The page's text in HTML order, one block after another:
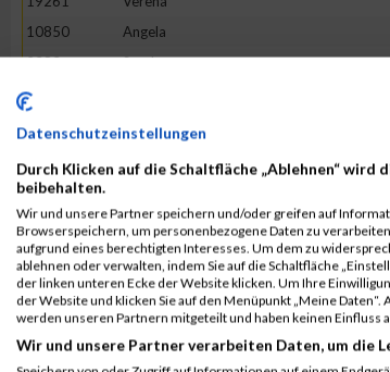
10850
Angela
2383
Sarah
9093
18205
3475
Bianca
16268
Lotte
5049
Sabine
7653
Franziska
1380
Jeanne Li
6002
Julia
Datenschutzeinstellungen
Durch Klicken auf die Schaltfläche „Ablehnen“
beibehalten.
Wir und unsere Partner speichern und/oder greifen auf
Browserspeichern, um personenbezogene Daten zu
aufgrund eines berechtigten Interesses. Um dem zu
ablehnen oder verwalten, indem Sie auf die Schaltfläche
der linken unteren Ecke der Website klicken. Um Ihre
der Website und klicken Sie auf den Menüpunkt „Meine
werden unseren Partnern mitgeteilt und haben keinen Einfluss
Wir und unsere Partner verarbeiten Daten, um die